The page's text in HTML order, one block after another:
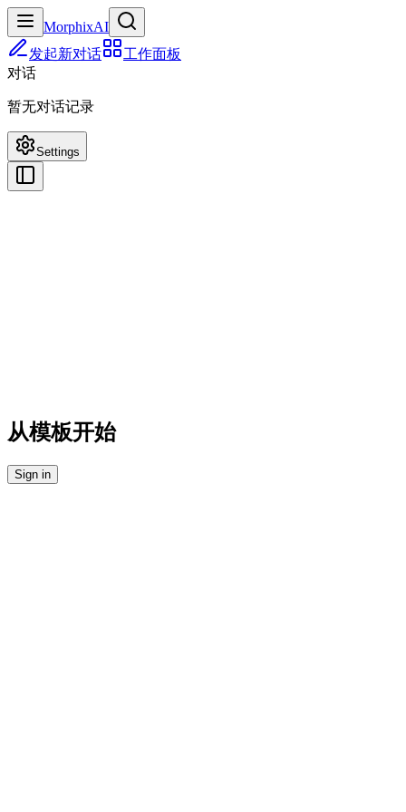
MorphixAI
发起新对话
工作面板
对话
暂无对话记录
Settings
从模板开始
Sign in